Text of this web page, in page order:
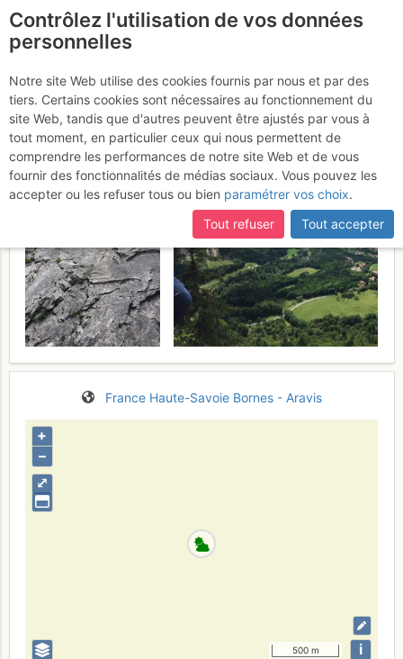
certaines pages ne sont plus accessibles, manquantes ou
incomplètes, déconnectez-vous puis reconnectez-vous à votre
compte sur le site.
Pierre Taillée : Là bas si
j'y suis
Mercredi 12 juillet 2017
France Haute-Savoie Bornes - Aravis
⤢
+
–
500 m i
Contrôlez l'utilisation de vos données
personnelles
Notre site Web utilise des cookies fournis par nous et par des
tiers. Certains cookies sont nécessaires au fonctionnement du
site Web, tandis que d'autres peuvent être ajustés par vous à
tout moment, en particulier ceux qui nous permettent de
comprendre les performances de notre site Web et de vous
fournir des fonctionnalités de médias sociaux. Vous pouvez les
accepter ou les refuser tous ou bien paramétrer vos choix.
Tout refuser
Tout accepter